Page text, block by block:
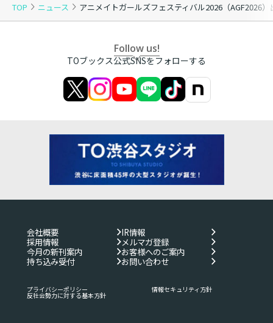
TOP ニュース アニメイトガールズフェスティバル2026（AGF2026）
Follow us!
TOブックス公式SNSをフォローする
会社概要
IR情報
採用情報
メルマガ登録
今月の新刊案内
お客様へのご案内
持ち込み受付
お問い合わせ
プライバシーポリシー 情報セキュリティ方針
反社会勢力に対する基本方針